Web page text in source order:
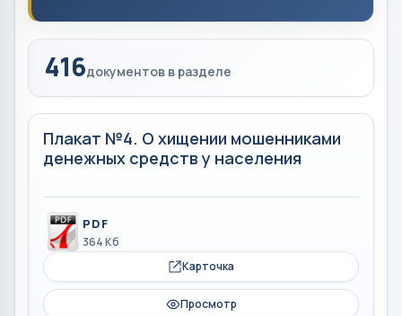
416документов в разделе
Плакат №4. О хищении мошенниками
денежных средств у населения
PDF
364 Кб
Карточка
Просмотр